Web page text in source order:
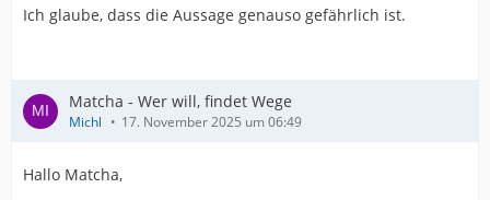
Ich glaube, dass die Aussage genauso gefährlich ist.
Matcha - Wer will, findet Wege
Michl 17. November 2025 um 06:49
Hallo Matcha,